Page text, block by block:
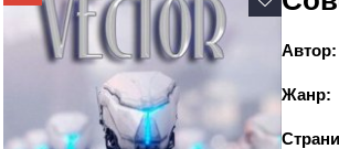
Автор:
Жанр: